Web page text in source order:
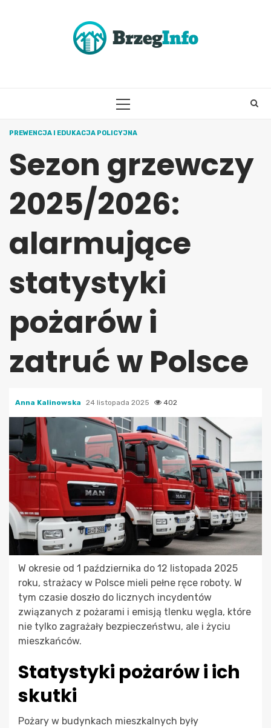
PRIMARY
PREWENCJA I EDUKACJA POLICYJNA
Sezon grzewczy
2025/2026:
alarmujące
statystyki
pożarów i
zatruć w Polsce
Anna Kalinowska 24 listopada 2025 402
W okresie od 1 października do 12 listopada 2025
roku, strażacy w Polsce mieli pełne ręce roboty. W
tym czasie doszło do licznych incydentów
związanych z pożarami i emisją tlenku węgla, które
nie tylko zagrażały bezpieczeństwu, ale i życiu
mieszkańców.
Statystyki pożarów i ich
skutki
Pożary w budynkach mieszkalnych były